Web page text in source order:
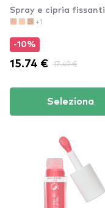
Spray e cipria fissanti
+1
-10%
15.74 € 17.49 €
Seleziona